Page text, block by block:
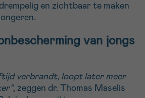
en zichtbaar te maken
van jongs
verbrandt, loopt later meer
zeggen dr. Thomas Maselis